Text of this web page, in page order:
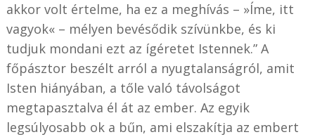
akkor volt értelme, ha ez a meghívás – »Íme, itt
vagyok« – mélyen bevésődik szívünkbe, és ki
tudjuk mondani ezt az ígéretet Istennek.” A
főpásztor beszélt arról a nyugtalanságról, amit
Isten hiányában, a tőle való távolságot
megtapasztalva él át az ember. Az egyik
legsúlyosabb ok a bűn, ami elszakítja az embert